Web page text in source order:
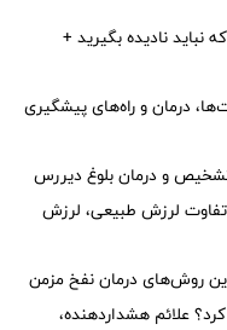
که نباید نادیده بگیرید +
درمان و راه‌های پیشگیری
و درمان بلوغ دیررس
لرزش طبیعی، لرزش
روش‌های درمان نفخ مزمن
علائم هشداردهنده،